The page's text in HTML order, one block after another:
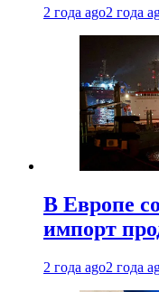
2 года ago2 года
В Европе
импорт
2 года ago2 года